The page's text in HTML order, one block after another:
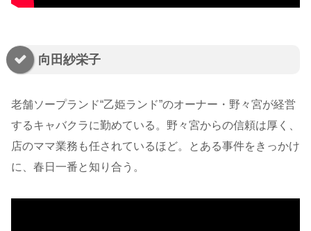
向田紗栄子
老舗ソープランド“乙姫ランド”のオーナー・野々宮が経営
するキャバクラに勤めている。野々宮からの信頼は厚く、
店のママ業務も任されているほど。とある事件をきっかけ
に、春日一番と知り合う。